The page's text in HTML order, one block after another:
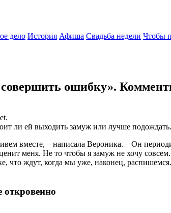
дело История Афиша Свадьба недели Чтобы
ошибку».
ли ей выходить замуж или лучше подождать.
вместе, – написала Вероника. – Он
меня. Не то чтобы я замуж не хочу
что ждут, когда мы уже, наконец,
откровенно